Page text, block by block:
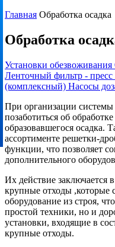
Главная Обработка осадка
Обработка
Установки
Ленточный фильтр - пресс
(комплексный) Насосы
При организации системы
позаботиться об
образовавшегося осадка.
ассортименте решетки-
функции, что позволяет
дополнительного
Их действие заключается
крупные отходы ,которые
оборудование из строя,
простой техники, но и
установки, входящие в
крупные отходы.